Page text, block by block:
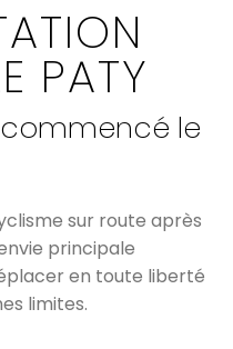
PATY
le
sur route après
principale
en toute liberté
limites.